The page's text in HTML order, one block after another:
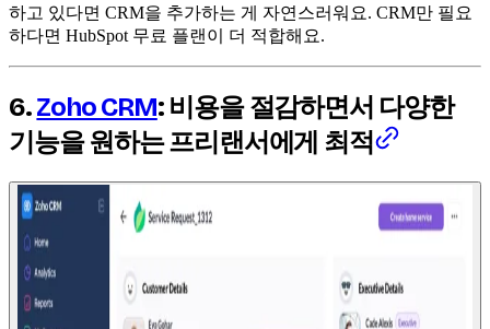
하고 있다면 CRM을 추가하는 게 자연스러워요. CRM만 필요
하다면 HubSpot 무료 플랜이 더 적합해요.
6.Zoho CRM: 비용을 절감하면서 다양한
기능을 원하는 프리랜서에게 최적